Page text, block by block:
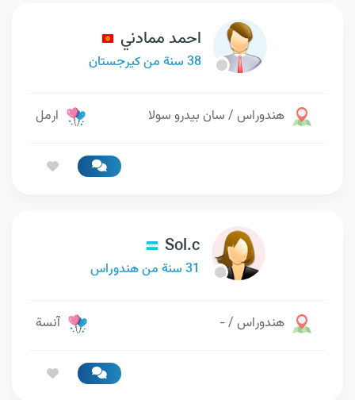
احمد ممادني
38 سنة من كيرجستان
هندوراس / سان بيدرو سولا ارمل
Sol.c
31 سنة من هندوراس
هندوراس / - آنسة